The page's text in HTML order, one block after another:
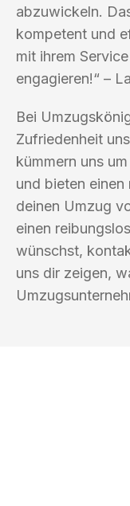
abzuwickeln.
kompetent und
mit ihrem
engagieren!“ –
Bei
Zufriedenheit
kümmern uns
und bieten
deinen Umzug
einen
wünschst,
uns dir zeigen,